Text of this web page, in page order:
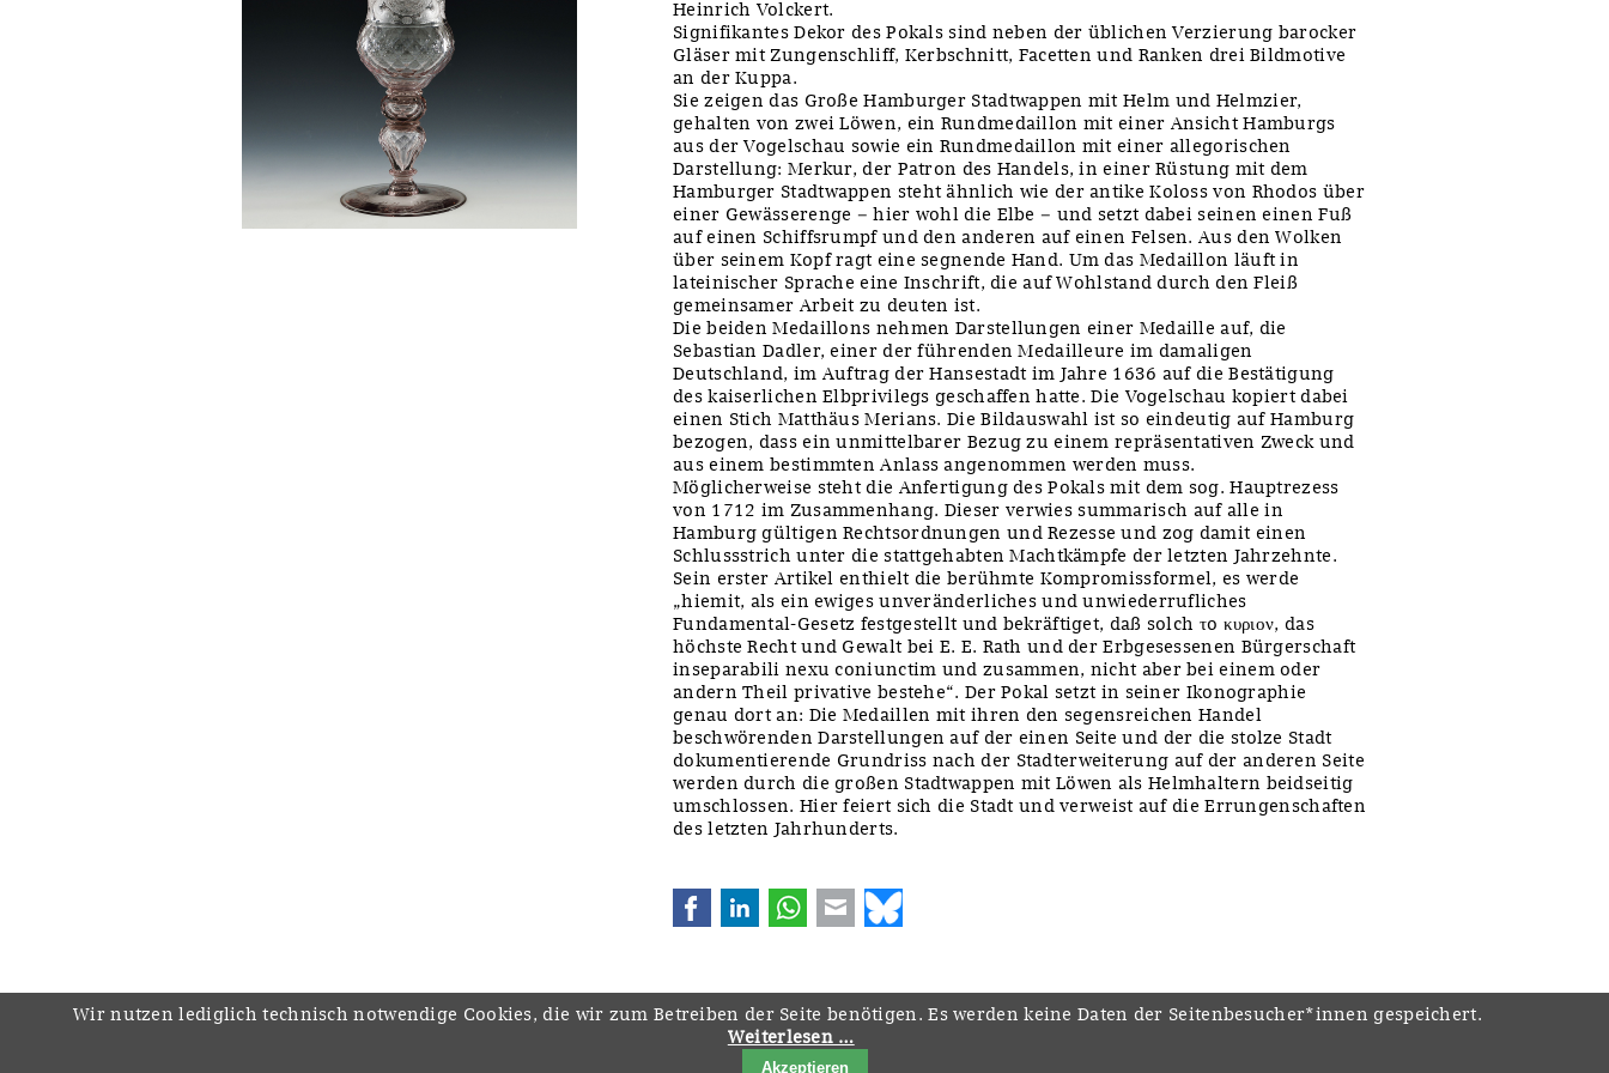
Heinrich Volckert.
Signifikantes Dekor des Pokals sind neben der üblichen Verzierung barocker
Gläser mit Zungenschliff, Kerbschnitt, Facetten und Ranken drei Bildmotive
an der Kuppa.
Sie zeigen das Große Hamburger Stadtwappen mit Helm und Helmzier,
gehalten von zwei Löwen, ein Rundmedaillon mit einer Ansicht Hamburgs
aus der Vogelschau sowie ein Rundmedaillon mit einer allegorischen
Darstellung: Merkur, der Patron des Handels, in einer Rüstung mit dem
Hamburger Stadtwappen steht ähnlich wie der antike Koloss von Rhodos über
einer Gewässerenge – hier wohl die Elbe – und setzt dabei seinen einen Fuß
auf einen Schiffsrumpf und den anderen auf einen Felsen. Aus den Wolken
über seinem Kopf ragt eine segnende Hand. Um das Medaillon läuft in
lateinischer Sprache eine Inschrift, die auf Wohlstand durch den Fleiß
gemeinsamer Arbeit zu deuten ist.
Die beiden Medaillons nehmen Darstellungen einer Medaille auf, die
Sebastian Dadler, einer der führenden Medailleure im damaligen
Deutschland, im Auftrag der Hansestadt im Jahre 1636 auf die Bestätigung
des kaiserlichen Elbprivilegs geschaffen hatte. Die Vogelschau kopiert dabei
einen Stich Matthäus Merians. Die Bildauswahl ist so eindeutig auf Hamburg
bezogen, dass ein unmittelbarer Bezug zu einem repräsentativen Zweck und
aus einem bestimmten Anlass angenommen werden muss.
Möglicherweise steht die Anfertigung des Pokals mit dem sog. Hauptrezess
von 1712 im Zusammenhang. Dieser verwies summarisch auf alle in
Hamburg gültigen Rechtsordnungen und Rezesse und zog damit einen
Schlussstrich unter die stattgehabten Machtkämpfe der letzten Jahrzehnte.
Sein erster Artikel enthielt die berühmte Kompromissformel, es werde
„hiemit, als ein ewiges unveränderliches und unwiederrufliches
Fundamental-Gesetz festgestellt und bekräftiget, daß solch τo κυριον, das
höchste Recht und Gewalt bei E. E. Rath und der Erbgesessenen Bürgerschaft
inseparabili nexu coniunctim und zusammen, nicht aber bei einem oder
andern Theil privative bestehe“. Der Pokal setzt in seiner Ikonographie
genau dort an: Die Medaillen mit ihren den segensreichen Handel
beschwörenden Darstellungen auf der einen Seite und der die stolze Stadt
dokumentierende Grundriss nach der Stadterweiterung auf der anderen Seite
werden durch die großen Stadtwappen mit Löwen als Helmhaltern beidseitig
umschlossen. Hier feiert sich die Stadt und verweist auf die Errungenschaften
des letzten Jahrhunderts.
FacebookLinkedInWhatsApp
E-mail
Navigation
Downloads Kontakt Impressum
Wir nutzen lediglich technisch notwendige Cookies, die wir zum Betreiben der Seite benötigen. Es werden keine Daten der Seitenbesucher*innen gespeichert.
Weiterlesen …
Akzeptieren